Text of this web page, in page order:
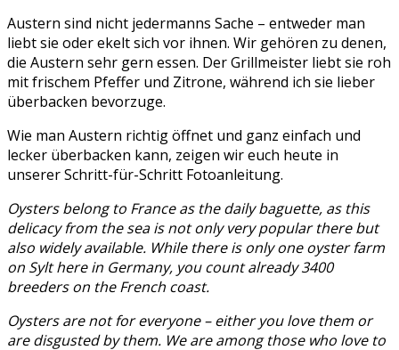
Austern sind nicht jedermanns Sache – entweder man
liebt sie oder ekelt sich vor ihnen. Wir gehören zu denen,
die Austern sehr gern essen. Der Grillmeister liebt sie roh
mit frischem Pfeffer und Zitrone, während ich sie lieber
überbacken bevorzuge.
Wie man Austern richtig öffnet und ganz einfach und
lecker überbacken kann, zeigen wir euch heute in
unserer Schritt-für-Schritt Fotoanleitung.
Oysters belong to France as the daily baguette, as this
delicacy from the sea is not only very popular there but
also widely available. While there is only one oyster farm
on Sylt here in Germany, you count already 3400
breeders on the French coast.
Oysters are not for everyone – either you love them or
are disgusted by them. We are among those who love to